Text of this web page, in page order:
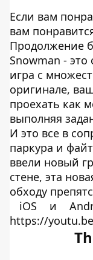
Если вам
вам
Продолжение
Snowman -
игра с
оригинале,
проехать как
выполняя
И это все в
паркура и
ввели новый
стене, эта
обходу
iOS
и
https://